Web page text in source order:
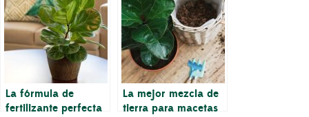
La fórmula de
fertilizante perfecta
La mejor mezcla de
tierra para macetas